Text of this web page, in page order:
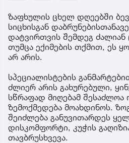
ზაფხულის ცხელ დღეებში
სიცხისგან
დატვირთვის შემდეგ ძალიან
თუმცა ექიმების თქმით, ეს
არ არის.
სპეციალისტების
ძლიერ არის გახურებული,
სწრაფად მიღებამ შესაძლოა
ზემოქმედება მოახდინოს.
შეიძლება განუვითარდეს
დისკომფორტი, კუჭის
თავბრუსხვევა.